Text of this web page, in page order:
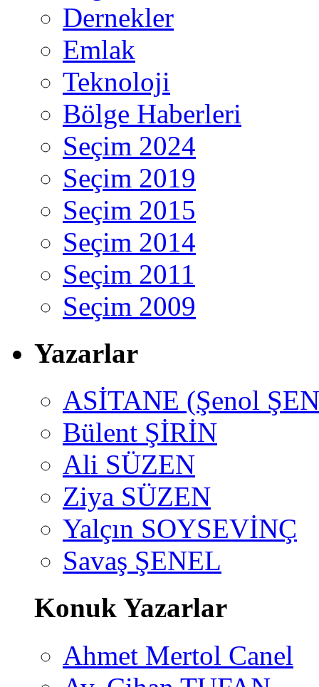
Dernekler
Emlak
Teknoloji
Bölge Haberleri
Seçim 2024
Seçim 2019
Seçim 2015
Seçim 2014
Seçim 2011
Seçim 2009
Yazarlar
ASİTANE (Şenol
Bülent ŞİRİN
Ali SÜZEN
Ziya SÜZEN
Yalçın SOYSEVİNÇ
Savaş ŞENEL
Konuk Yazarlar
Ahmet Mertol Canel